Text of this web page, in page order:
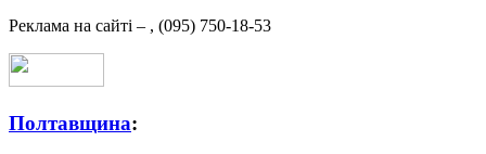
Реклама на сайті – , (095) 750-18-53
Полтавщина: